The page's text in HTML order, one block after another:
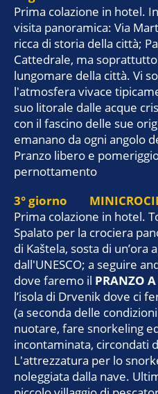
Prima colazione in hotel.
visita panoramica: Via
ricca di storia della città;
Cattedrale, ma soprattutto
lungomare della città. Vi
l'atmosfera vivace
suo litorale dalle acque
con il fascino delle sue
emanano da ogni angolo
Pranzo libero e
pernottamento
3° giorno
Prima colazione in hotel.
Spalato per la crociera
di Kaštela, sosta di un’ora
dall'UNESCO; a seguire
dove faremo il PRANZO
l’isola di Drvenik dove ci
(a seconda delle
nuotare, fare snorkeling
incontaminata, circondati
L'attrezzatura per lo
noleggiata dalla nave.